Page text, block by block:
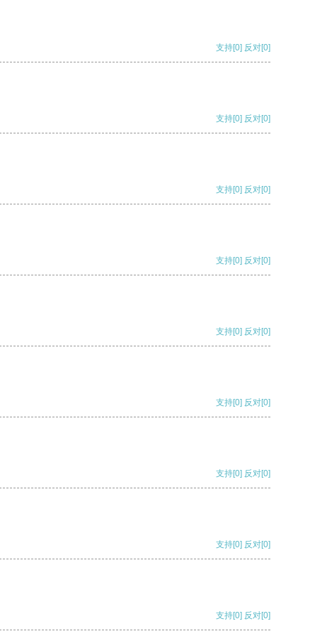
支持[0] 反对[0]
支持[0] 反对[0]
支持[0] 反对[0]
支持[0] 反对[0]
支持[0] 反对[0]
支持[0] 反对[0]
支持[0] 反对[0]
支持[0] 反对[0]
支持[0] 反对[0]